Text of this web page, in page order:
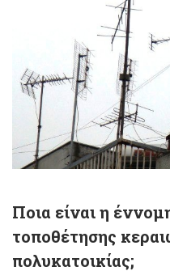
Ποια είναι η
τοποθέτησης
πολυκατοικίας;